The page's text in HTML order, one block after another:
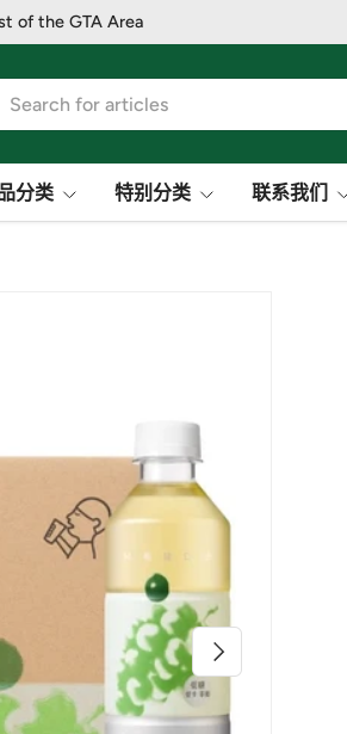
of the GTA Area
分类 特别分类 联系我们
下一个